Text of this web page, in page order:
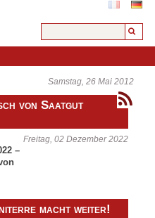
Samstag, 26 Mai 2012
von Saatgut
Freitag, 02 Dezember 2022
–
macht weiter!